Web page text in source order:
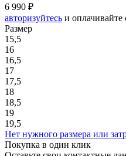
6 990 ₽
авторизуйтесь и оплачивайте
Размер
15,5
16
16,5
17
17,5
18
18,5
19
19,5
Нет нужного размера или
Покупка в один клик